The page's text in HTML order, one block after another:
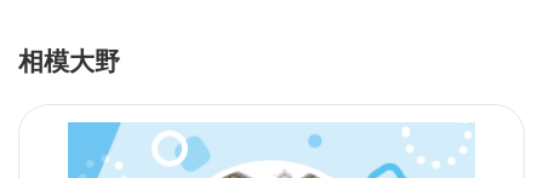
相模大野